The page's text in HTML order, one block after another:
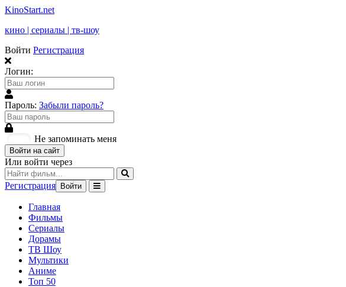
KinoStart.net
кино | сериалы | тв-шоу
Войти Регистрация
Логин:
Пароль: Забыли пароль?
Не запоминать меня
Войти на сайт
Или войти через
Регистрация Войти
Главная
Фильмы
Сериалы
Дорамы
ТВ Шоу
Мультики
Аниме
Топ 50